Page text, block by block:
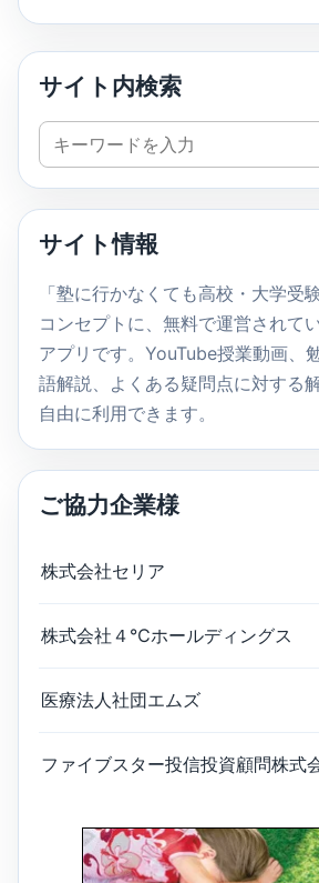
サイト内検索
サ
イ
ト
検
索
サイト情報
「塾に行かなくても高校・大学受
コンセプトに、無料で運営されて
アプリです。YouTube授業動画、
語解説、よくある疑問点に対する
自由に利用できます。
ご協力企業様
株式会社セリア
株式会社４℃ホールディングス
医療法人社団エムズ
ファイブスター投信投資顧問株式